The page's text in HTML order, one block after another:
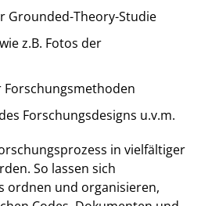
Grounded-Theory-Studie
z.B. Fotos der
Forschungsdesigns u.v.m.
in vielfältiger
So lassen sich
ordnen und organisieren,